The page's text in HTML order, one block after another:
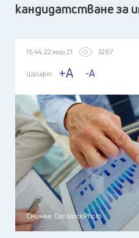
кандидатстване за
15:44, 22 мар 21 3287
Шрифт: +A -A
Снимка: CanstockPhoto